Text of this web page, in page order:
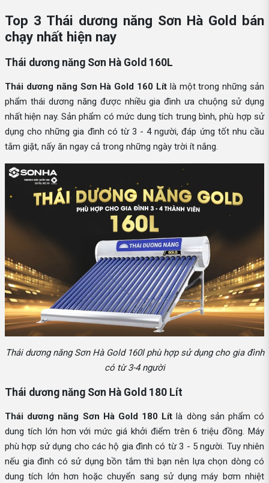
Top 3 Thái dương năng Sơn Hà Gold bán
chạy nhất hiện nay
Thái dương năng Sơn Hà Gold 160L
Thái dương năng Sơn Hà Gold 160 Lítlà một trong những sản
phẩm thái dương năng được nhiều gia đình ưa chuộng sử dụng
nhất hiện nay. Sản phẩm có mức dung tích trung bình, phù hợp sử
dụng cho những gia đình có từ 3 - 4 người, đáp ứng tốt nhu cầu
tắm giặt, nấy ăn ngay cả trong những ngày trời ít nắng.
Thái dương năng Sơn Hà Gold 160l phù hợp sử dụng cho gia đình
có từ 3-4 người
Thái dương năng Sơn Hà Gold 180 Lít
Thái dương năng Sơn Hà Gold 180 Lít là dòng sản phẩm có
dung tích lớn hơn với mức giá khởi điểm trên 6 triệu đồng. Máy
phù hợp sử dụng cho các hộ gia đình có từ 3 - 5 người. Tuy nhiên
nếu gia đình có sử dụng bồn tắm thì bạn nên lựa chọn dòng có
dung tích lớn hơn hoặc chuyển sang sử dụng máy bơm nhiệt